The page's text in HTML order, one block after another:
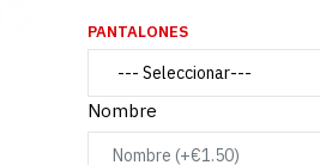
PANTALONES
Nombre